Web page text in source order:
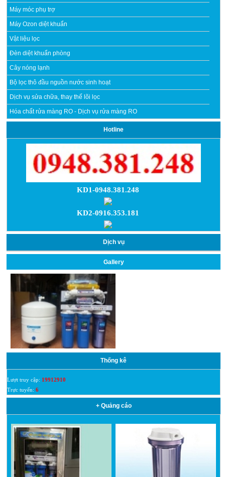
Máy móc phụ trợ
Máy Ozon diệt khuẩn
Vật liệu lọc
Đèn diệt khuẩn phòng
Cây nóng lạnh
Bộ lọc thô đầu nguồn nước sinh hoạt
Dịch vụ sửa chữa, thay thế lõi lọc
Hóa chất rửa màng RO - Dịch vụ rửa màng RO
Hotline
KD1-0948.381.248
KD2-0916.353.181
Dịch vụ
Gallery
Thống kê
Lượt truy cập: 19912910
Trực tuyến: 6
+ Quảng cáo